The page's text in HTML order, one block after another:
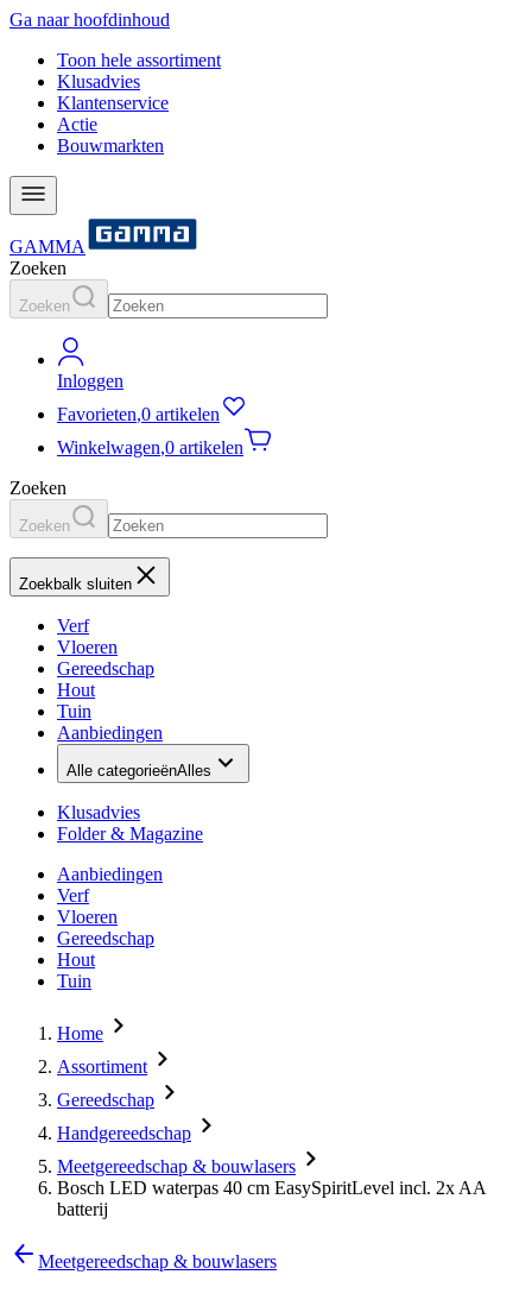
Ga naar hoofdinhoud
Toon hele assortiment
Klusadvies
Klantenservice
Actie
Bouwmarkten
GAMMA
Zoeken
Zoeken
Inloggen
Favorieten,0 artikelen
Winkelwagen,0 artikelen
Zoeken
Zoeken
Zoekbalk sluiten
Verf
Vloeren
Gereedschap
Hout
Tuin
Aanbiedingen
Alle categorieënAlles
Klusadvies
Folder & Magazine
Aanbiedingen
Verf
Vloeren
Gereedschap
Hout
Tuin
Home
Assortiment
Gereedschap
Handgereedschap
Meetgereedschap & bouwlasers
Bosch LED waterpas 40 cm EasySpiritLevel incl. 2x AA
batterij
Meetgereedschap & bouwlasers